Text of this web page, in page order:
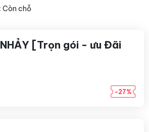
Còn chỗ
NHẢY [Trọn gói - ưu Đãi
-27%